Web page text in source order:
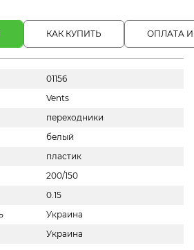
КАК КУПИТЬ ОПЛАТА
01156
Vents
переходники
белый
пластик
200/150
0.15
Украина
Украина